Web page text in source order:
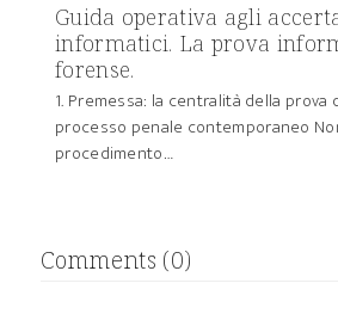
Guida operativa agli
informatici. La prova
forense.
1. Premessa: la centralità della prova
processo penale contemporaneo
procedimento…
Comments (0)